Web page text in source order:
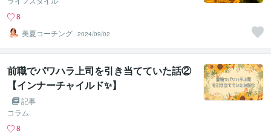
8
美夏コーチング 2024/09/02
前職でパワハラ上司を引き当てていた話②
【インナーチャイルド✨】
記事
コラム
8